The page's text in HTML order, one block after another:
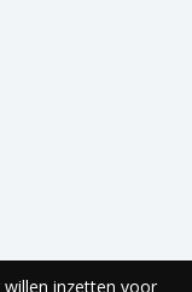
willen inzetten voor